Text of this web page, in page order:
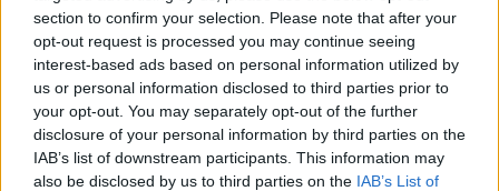
section to confirm your selection. Please note that after your
opt-out request is processed you may continue seeing
interest-based ads based on personal information utilized by
us or personal information disclosed to third parties prior to
your opt-out. You may separately opt-out of the further
disclosure of your personal information by third parties on the
IAB’s list of downstream participants. This information may
also be disclosed by us to third parties on the IAB’s List of